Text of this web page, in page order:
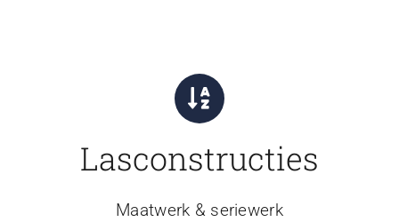
Lasconstructies
Maatwerk & seriewerk